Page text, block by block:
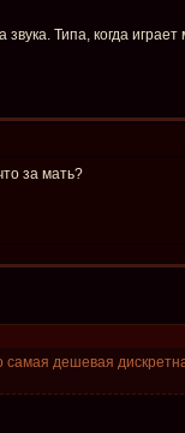
Типа, когда
за мать?
дешевая